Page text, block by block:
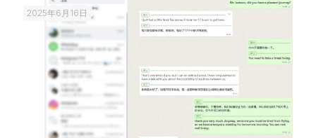
2025年6月16日